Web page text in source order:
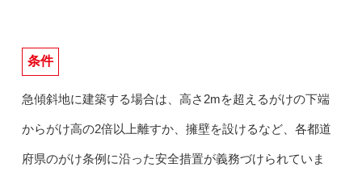
条件
急傾斜地に建築する場合は、高さ2mを超えるがけの下端
からがけ高の2倍以上離すか、擁壁を設けるなど、各都道
府県のがけ条例に沿った安全措置が義務づけられていま